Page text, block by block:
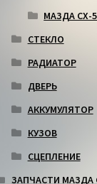
МАЗДА СХ-5
СТЕКЛО
РАДИАТОР
ДВЕРЬ
АККУМУЛЯТОР
КУЗОВ
СЦЕПЛЕНИЕ
ЗАПЧАСТИ МАЗДА